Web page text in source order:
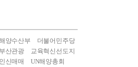
양수산부
더불어민주당
부산관광
교육혁신선도지
인신매매 UN해양총회